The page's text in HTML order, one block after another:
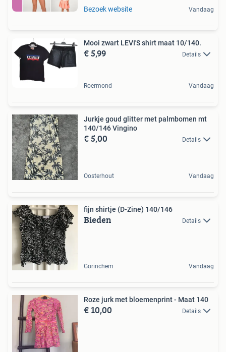
Bezoek website Vandaag
Mooi zwart LEVI'S shirt maat 10/140.
€ 5,99 Details
Roermond Vandaag
Jurkje goud glitter met palmbomen mt
140/146 Vingino
€ 5,00 Details
Oosterhout Vandaag
fijn shirtje (D-Zine) 140/146
Bieden Details
Gorinchem Vandaag
Roze jurk met bloemenprint - Maat 140
€ 10,00 Details